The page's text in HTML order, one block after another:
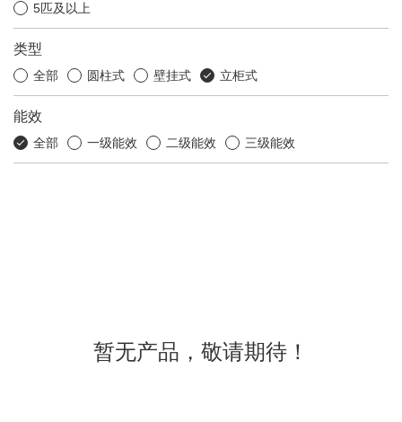
5匹及以上
类型
全部 圆柱式 壁挂式 立柜式
能效
全部 一级能效 二级能效 三级能效
暂无产品，敬请期待！